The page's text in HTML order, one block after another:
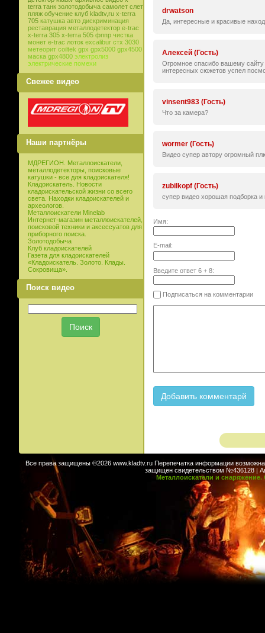
terra танк золотодобыча самолет слет
пляж обучение клуб kladtv,ru x-terra
705 катушка авто дискриминация
реставрация металлодетектор e-trac
x-terra 305 x-terra 505 фппр чистка
монет e-trac лоток excalibur стх 3030
метеорит coiltek gpx gpx5000 gpx4500
маска gpx4800 электролиз
электрические помехи
Свежее видео
Наши партнёры
МДРЕГИОН. Металлоискатели,
металлодетекторы, поисковые
катушки - все для кладоискателя!
Кладоискатель. Новости
кладоискательской жизни со всего
света. Находки кладоискателей и
археологов.
Металлоискатели Minelab
Интернет-магазин металлоискателей,
поисковой техники и аксессуатов для
приборного поиска.
Золотодобыча
Клуб кладоискателей
Газета для кладоискателей
«Кладоискатель. Золото. Клады.
Сокровища».
Поиск видео
drwatson
Да, интересные и красивые
Алексей (Гость)
Огромное спасибо вашему
интересных сюжетов успел
vinsent983 (Гость)
Что за камера?
wormer (Гость)
Видео супер автору огромный
zubilkopf (Гость)
супер видео хорошая подборка и
Имя:
E-mail:
Введите ответ 6+ 8:
Подписаться на комментарии
Все права защищены ©2026 www.kladtv.ru Перепечатка информации возможна
защищен свидетельством №436128 |
Металлоискатели и